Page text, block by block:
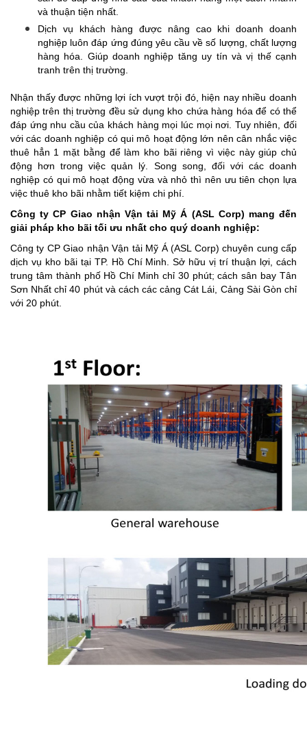
và thuận tiện nhất.
Dịch vụ khách hàng được nâng cao khi doanh doanh
nghiệp luôn đáp ứng đúng yêu cầu về số lượng, chất lượng
hàng hóa. Giúp doanh nghiệp tăng uy tín và vị thế cạnh
tranh trên thị trường.
Nhận thấy được những lợi ích vượt trội đó, hiện nay nhiều doanh
nghiệp trên thị trường đều sử dụng kho chứa hàng hóa để có thể
đáp ứng nhu cầu của khách hàng mọi lúc mọi nơi. Tuy nhiên, đối
với các doanh nghiệp có qui mô hoạt động lớn nên cân nhắc việc
thuê hẳn 1 mặt bằng để làm kho bãi riêng vì việc này giúp chủ
động hơn trong việc quản lý. Song song, đối với các doanh
nghiệp có qui mô hoạt động vừa và nhỏ thì nên ưu tiên chọn lựa
việc thuê kho bãi nhằm tiết kiệm chi phí.
Công ty CP Giao nhận Vận tải Mỹ Á (ASL Corp) mang đến
giải pháp kho bãi tối ưu nhất cho quý doanh nghiệp:
Công ty CP Giao nhận Vận tải Mỹ Á (ASL Corp) chuyên cung cấp
dịch vụ kho bãi tại TP. Hồ Chí Minh. Sở hữu vị trí thuận lợi, cách
trung tâm thành phố Hồ Chí Minh chỉ 30 phút; cách sân bay Tân
Sơn Nhất chỉ 40 phút và cách các cảng Cát Lái, Cảng Sài Gòn chỉ
với 20 phút.